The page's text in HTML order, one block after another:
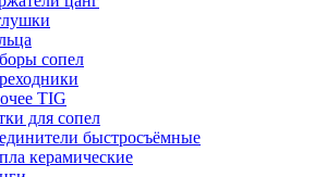
сопел
TIG
для сопел
быстросъёмные
керамические